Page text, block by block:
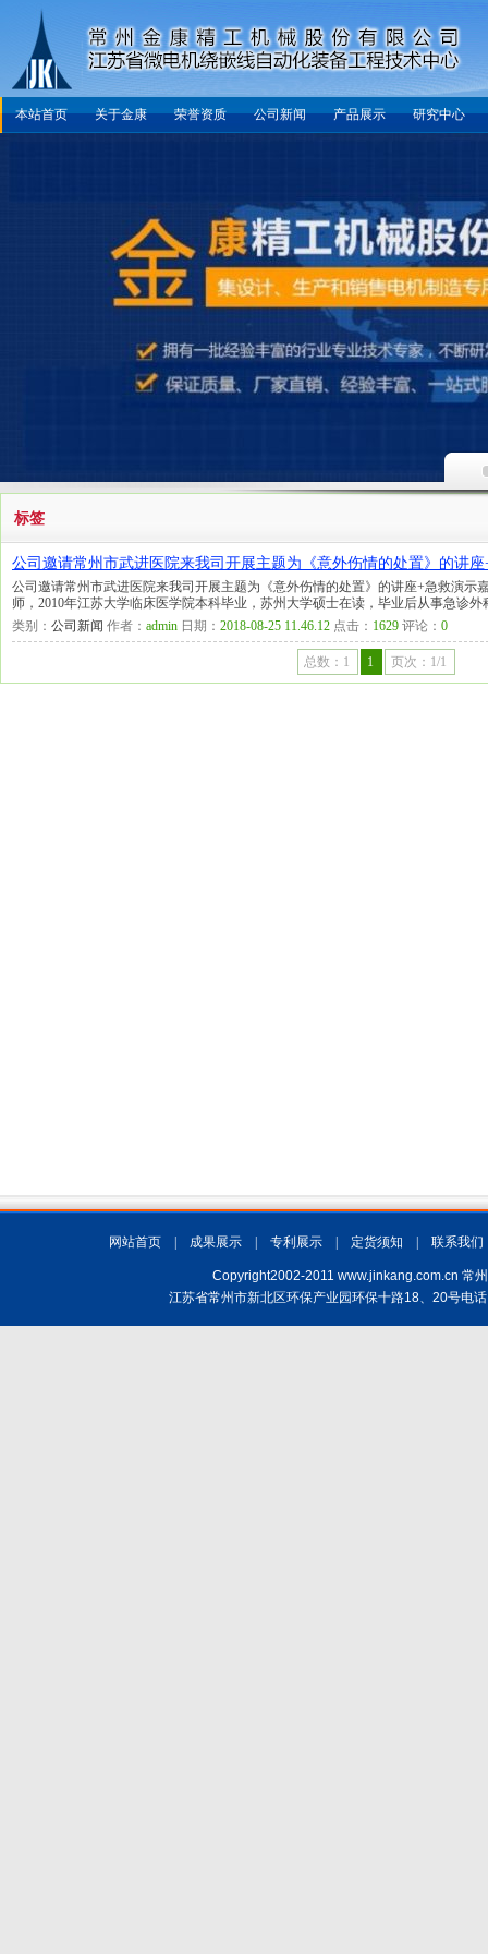
本站首页 关于金康 荣誉资质 公司新闻 产品展示 研究中心
标签
公司邀请常州市武进医院来我司开展主题为《意外伤情的处置》的讲
公司邀请常州市武进医院来我司开展主题为《意外伤情的处置》的讲座+急救演示
师，2010年江苏大学临床医学院本科毕业，苏州大学硕士在读，毕业后从事急诊
类别： 公司新闻 作者： admin 日期： 2018-08-25 11.46.12 点击： 1629 评论： 0
总数：1 1 页次：1/1
网站首页 成果展示 专利展示 定货须知 联系我们
Copyright2002-2011 www.jinkang.com.cn 常
江苏省常州市新北区环保产业园环保十路18、20号电